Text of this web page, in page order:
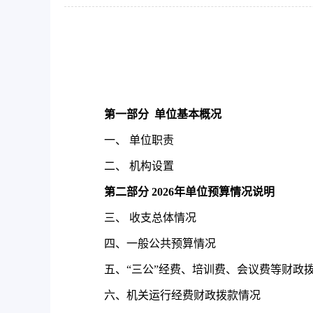
第一部分 单位基本概况
一、 单位职责
二、 机构设置
第二部分 2026年单位预算情况说明
三、 收支总体情况
四、一般公共预算情况
五、“三公”经费、培训费、会议费等财政
六、机关运行经费财政拨款情况